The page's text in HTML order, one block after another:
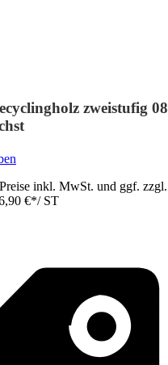
zweistufig 08
inkl. MwSt. und ggf. zzgl.
€*/ ST